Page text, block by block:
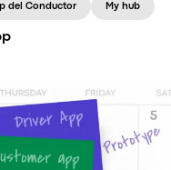
del Conductor My hub